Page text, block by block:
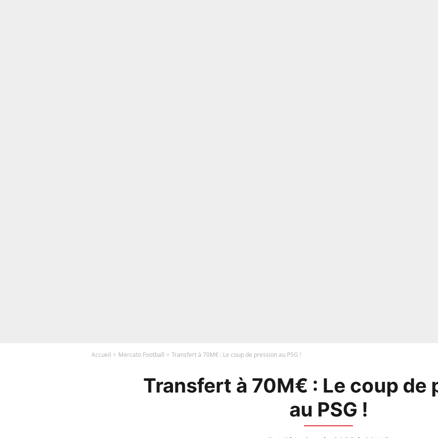
Accueil Mercato Football Transfert à 70M€ : Le coup de pression au PSG !
Transfert à 70M€ : Le coup de
au PSG !